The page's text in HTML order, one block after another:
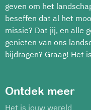
geven om het
beseffen dat al het
missie? Dat jij, en alle
genieten van ons
bijdragen? Graag! Het
Ontdek meer
Het is jouw wereld